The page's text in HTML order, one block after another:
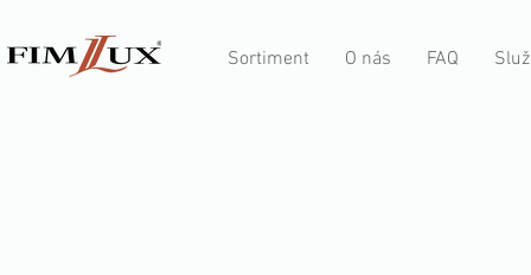
Sortiment O nás FAQ